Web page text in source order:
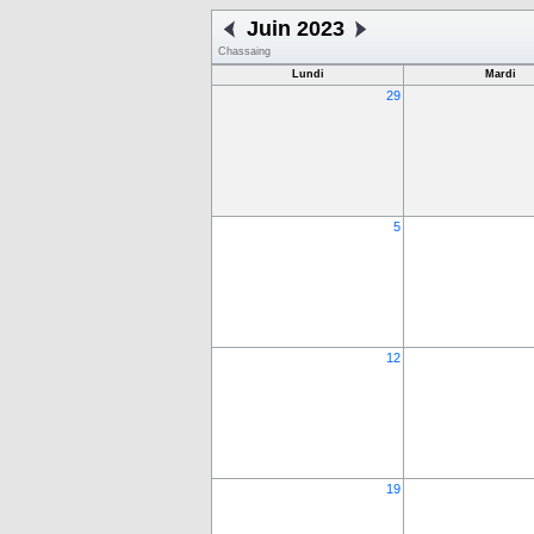
Juin 2023
Chassaing
Lundi
Mardi
29
5
12
19